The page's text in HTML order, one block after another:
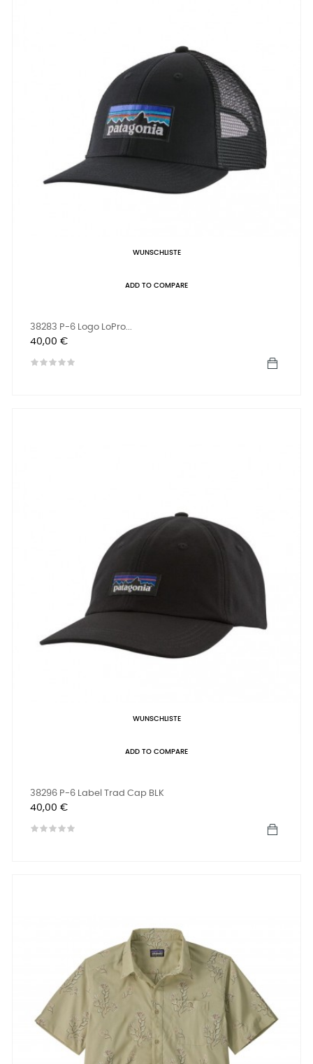
WUNSCHLISTE
ADD TO COMPARE
38283 P-6 Logo LoPro...
Preis
40,00 €
WUNSCHLISTE
ADD TO COMPARE
38296 P-6 Label Trad Cap BLK
Preis
40,00 €